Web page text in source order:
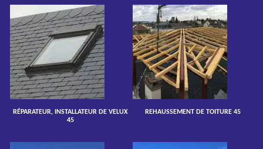
RÉPARATEUR, INSTALLATEUR DE VELUX
45
REHAUSSEMENT DE TOITURE 45